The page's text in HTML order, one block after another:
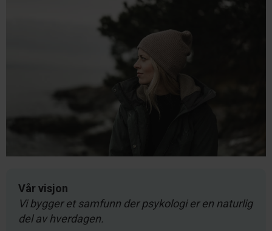
Vår visjon
Vi bygger et samfunn der psykologi er en naturlig
del av hverdagen.